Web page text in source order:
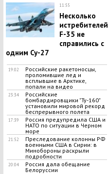
11:55
Несколько
истребителей
F-35 не
справились с
одним Су-27
19:02
Российские ракетоносцы,
проломившие лед и
всплывшие в Арктике,
попали на видео
23:34
Российские
бомбардировщики "Ту-160"
установили мировой рекорд
беспрерывного полета
17:39
Россия предупредила США и
НАТО по ситуации в Черном
море
21:52
Преследование колонны РФ
военными США в Сирии: в
Минобороны раскрыли
подробности
20:04
Россия дала обещание
Белоруссии